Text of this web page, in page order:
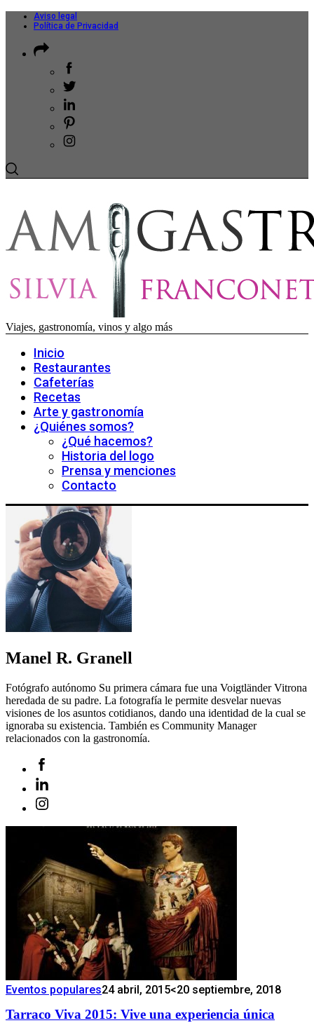
Aviso legal
Política de Privacidad
Viajes, gastronomía, vinos y algo más
Inicio
Restaurantes
Cafeterías
Recetas
Arte y gastronomía
¿Quiénes somos?
¿Qué hacemos?
Historia del logo
Prensa y menciones
Contacto
Manel R. Granell
Fotógrafo autónomo Su primera cámara fue una Voigtländer Vitrona
heredada de su padre. La fotografía le permite desvelar nuevas
visiones de los asuntos cotidianos, dando una identidad de la cual se
ignoraba su existencia. También es Community Manager
relacionados con la gastronomía.
Eventos populares24 abril, 2015<20 septiembre, 2018
Tarraco Viva 2015: Vive una experiencia única